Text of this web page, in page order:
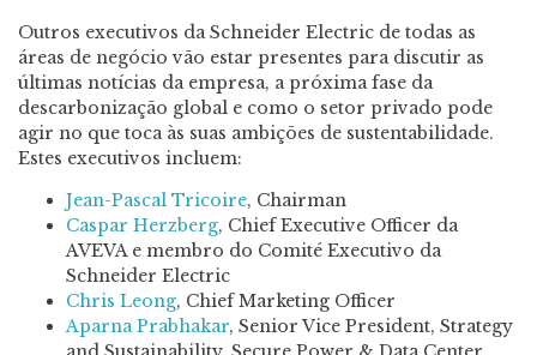
Outros executivos da Schneider Electric de todas as
áreas de negócio vão estar presentes para discutir as
últimas notícias da empresa, a próxima fase da
descarbonização global e como o setor privado pode
agir no que toca às suas ambições de sustentabilidade.
Estes executivos incluem:
Jean-Pascal Tricoire, Chairman
Caspar Herzberg, Chief Executive Officer da
AVEVA e membro do Comité Executivo da
Schneider Electric
Chris Leong, Chief Marketing Officer
Aparna Prabhakar, Senior Vice President, Strategy